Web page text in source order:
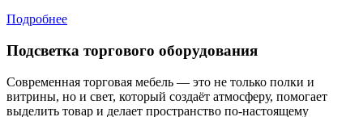
Подробнее
Подсветка торгового оборудования
Современная торговая мебель — это не только полки и
витрины, но и свет, который создаёт атмосферу, помогает
выделить товар и делает пространство по-настоящему